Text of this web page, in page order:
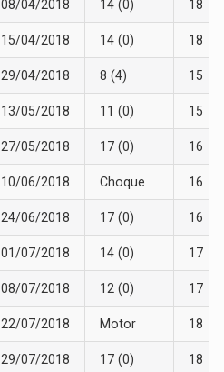
08/04/2018 14 (0) 18
15/04/2018 14 (0) 18
29/04/2018 8 (4) 15
13/05/2018 11 (0) 15
27/05/2018 17 (0) 16
10/06/2018 Choque 16
24/06/2018 17 (0) 16
01/07/2018 14 (0) 17
08/07/2018 12 (0) 17
22/07/2018 Motor 18
29/07/2018 17 (0) 18